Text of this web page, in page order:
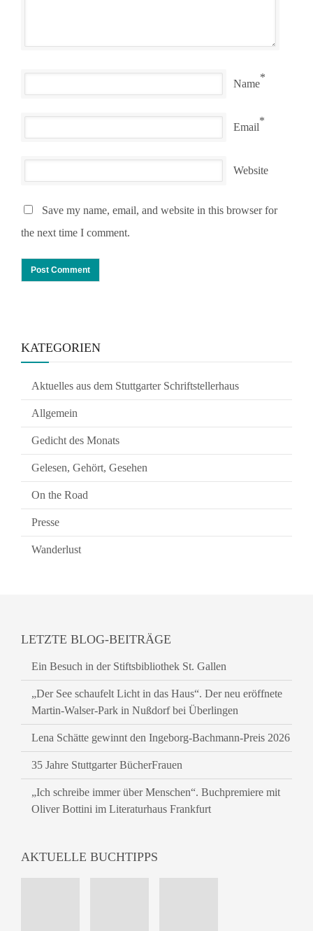
Name
*
Email
*
Website
Save my name, email, and website in this browser for
the next time I comment.
KATEGORIEN
Aktuelles aus dem Stuttgarter Schriftstellerhaus
Allgemein
Gedicht des Monats
Gelesen, Gehört, Gesehen
On the Road
Presse
Wanderlust
LETZTE BLOG-BEITRÄGE
Ein Besuch in der Stiftsbibliothek St. Gallen
„Der See schaufelt Licht in das Haus“. Der neu eröffnete
Martin-Walser-Park in Nußdorf bei Überlingen
Lena Schätte gewinnt den Ingeborg-Bachmann-Preis 2026
35 Jahre Stuttgarter BücherFrauen
„Ich schreibe immer über Menschen“. Buchpremiere mit
Oliver Bottini im Literaturhaus Frankfurt
AKTUELLE BUCHTIPPS